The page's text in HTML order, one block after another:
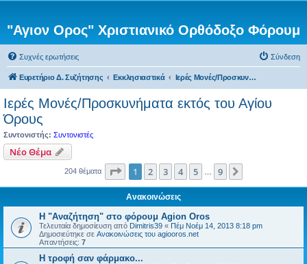
"Αγιον Ορος" Χριστιανικό Ορθόδοξο Φόρουμ
Συχνές ερωτήσεις Σύνδεση
Ευρετήριο Δ. Συζήτησης Εκκλησιαστικά Ιερές Μονές/Προσκυνήματα εκτός του Αγίου Όρους
Ιερές Μονές/Προσκυνήματα εκτός του Αγίου
Όρους
Συντονιστής: Συντονιστές
Νέο Θέμα
204 θέματα Σελίδα από9
1 2 3 4 5 9
Ανακοινώσεις
Η "Αναζήτηση" στο φόρουμ Agion Oros
Τελευταία δημοσίευση από Dimitris39 « Πέμ Νοέμ 14, 2013 8:18 pm
Δημοσιεύτηκε σε Ανακοινώσεις του agiooros.net
Απαντήσεις: 7
H τροφή σαν φάρμακο...